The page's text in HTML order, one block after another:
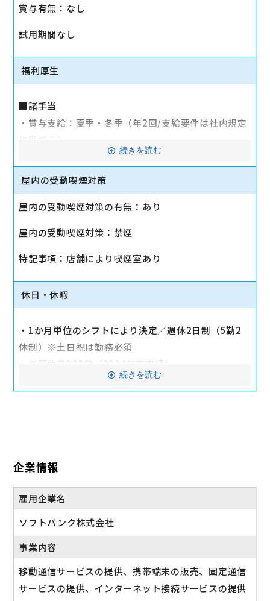
賞与有無：なし
試用期間なし
福利厚生
■諸手当
・賞与支給：夏季・冬季（年2回/支給要件は社内規定
に準ずる）
・時間外手当あり（平均残業時間：10h/月）
・通勤手当支給（規定あり）
災保険）
・入社時に研修有（職種・地域によって研修日程が異
なる）
・制服貸与
等）
交通費全額支給
続きを読む
屋内の受動喫煙対策
屋内の受動喫煙対策の有無：あり
屋内の受動喫煙対策：禁煙
特記事項：店舗により喫煙室あり
休日・休暇
・1か月単位のシフトにより決定／週休2日制（5勤2
休制）※土日祝は勤務必須
・年間休日123日（2024年度実績）
・有給休暇：6か月勤務後11日付与
続きを読む
企業情報
雇用企業名
ソフトバンク株式会社
事業内容
移動通信サービスの提供、携帯端末の販売、固定通信
サービスの提供、インターネット接続サービスの提供